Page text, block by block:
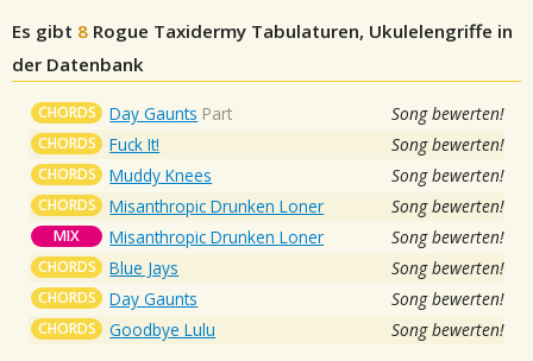
Es gibt 8 Rogue Taxidermy Tabulaturen, Ukulelengriffe in
der Datenbank
CHORDS Day Gaunts Part Song bewerten!
CHORDS Fuck It! Song bewerten!
CHORDS Muddy Knees Song bewerten!
CHORDS Misanthropic Drunken Loner Song bewerten!
MIX Misanthropic Drunken Loner Song bewerten!
CHORDS Blue Jays Song bewerten!
CHORDS Day Gaunts Song bewerten!
CHORDS Goodbye Lulu Song bewerten!